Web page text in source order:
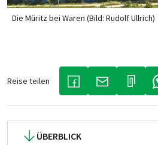
Die Müritz bei Waren (Bild: Rudolf Ullrich)
Reise teilen
(LINK ÖFFNET IN
(LINK ÖFFNET
ÜBERBLICK